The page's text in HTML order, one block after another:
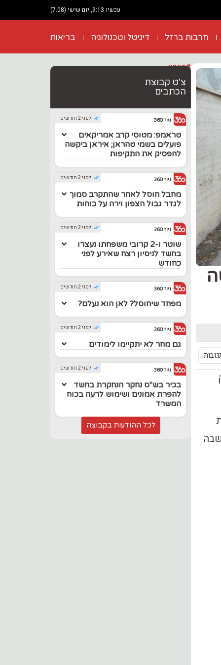
עכשיו 9:13, יום שישי (7.08)
חרבות ברזל דיגיטל וטכנולוגיה בריאות
קבע את מותו. נכדתו בת ה-5 שישבה
#בארץ
צ'ט קבוצת
הכתבים
לפני 2 חודשים ניוז 360
טראמפ: מטוסי קרב אמריקאים
פועלים בשמי טהראן; איראן ביקשה
להפסיק את התקיפות
לפני 2 חודשים ניוז 360
מחבל חוסל לאחר שהתקרב סמוך
לגדר גבול הצפון וירה על כוחות
לפני 2 חודשים ניוז 360
שוטר ו-2 קרובי משפחתו נעצרו
בחשד לניסיון רצח שאירע לפני
כחודש
לפני 2 חודשים ניוז 360
מפחד שיחוסל? לאן הוא נעלם?
לפני 2 חודשים ניוז 360
גם מחר לא יתקיימו לימודים
לפני 2 חודשים ניוז 360
בכיר בש"ס נחקר הנחקרת בחשד
להפרת אמונים ושימוש לרעה בכוח
המשרד
לכל ההודעות בקבוצה